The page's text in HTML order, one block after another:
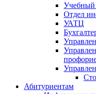
Учебный
Отдел
УАТЦ
Абитуриентам